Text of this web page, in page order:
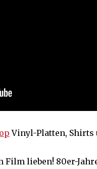
Vinyl-Platten, Shirts
lieben! 80er-